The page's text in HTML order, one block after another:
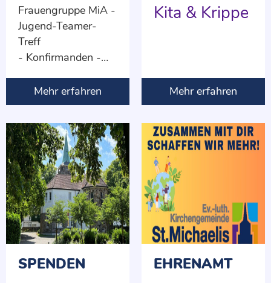
Frauengruppe MiA -
Jugend-Teamer-
Treff
- Konfirmanden -
- Kirchenmusik -
Kirchenvorstand -
Senioren
Mehr erfahren
Kita & Krippe
Mehr erfahren
SPENDEN EHRENAMT